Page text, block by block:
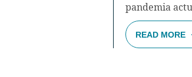
pandemia
READ MORE